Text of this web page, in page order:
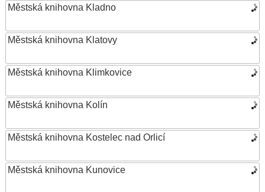
Městská knihovna Kladno
Městská knihovna Klatovy
Městská knihovna Klimkovice
Městská knihovna Kolín
Městská knihovna Kostelec nad Orlicí
Městská knihovna Kunovice